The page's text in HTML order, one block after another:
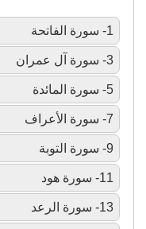
1- سورة الفاتحة
3- سورة آل عمران
5- سورة المائدة
7- سورة الأعراف
9- سورة التوبة
11- سورة هود
13- سورة الرعد